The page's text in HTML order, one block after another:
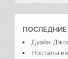
ПОСЛЕДНИЕ
Дуэйн